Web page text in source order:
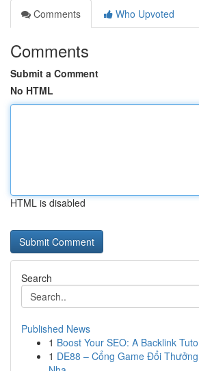
Comments
Who Upvoted
Comments
Submit a Comment
No HTML
HTML is disabled
Search
Published News
1 Boost Your SEO: A Backlink
1 DE88 – Cổng Game Đổi